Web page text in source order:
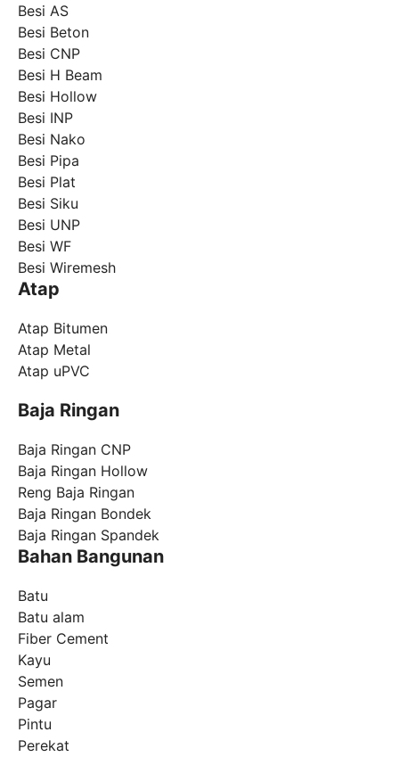
Besi AS
Besi Beton
Besi CNP
Besi H Beam
Besi Hollow
Besi INP
Besi Nako
Besi Pipa
Besi Plat
Besi Siku
Besi UNP
Besi WF
Besi Wiremesh
Atap
Atap Bitumen
Atap Metal
Atap uPVC
Baja Ringan
Baja Ringan CNP
Baja Ringan Hollow
Reng Baja Ringan
Baja Ringan Bondek
Baja Ringan Spandek
Bahan Bangunan
Batu
Batu alam
Fiber Cement
Kayu
Semen
Pagar
Pintu
Perekat